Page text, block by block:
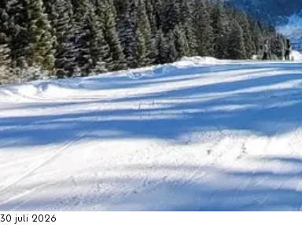
30 juli 2026